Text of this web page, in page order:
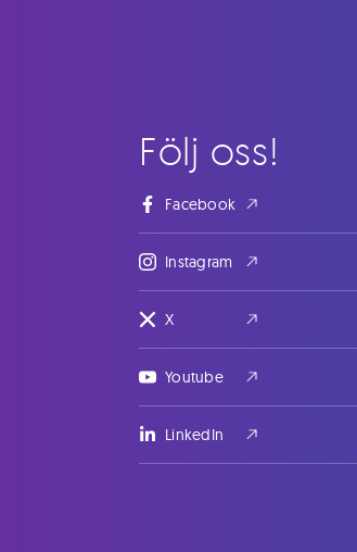
Följ oss!
Facebook
Instagram
X
Youtube
LinkedIn